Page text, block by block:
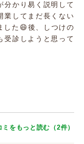
分かり易く説明して
業してまだ長くない
した😄後、しつけの
受診しようと思って
ミをもっと読む（2件）